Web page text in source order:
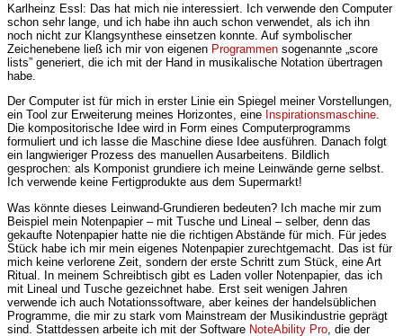
Karlheinz Essl: Das hat mich nie interessiert. Ich verwende den Computer
schon sehr lange, und ich habe ihn auch schon verwendet, als ich ihn
noch nicht zur Klangsynthese einsetzen konnte. Auf symbolischer
Zeichenebene ließ ich mir von eigenen Programmen sogenannte „score
lists” generiert, die ich mit der Hand in musikalische Notation übertragen
habe.
Der Computer ist für mich in erster Linie ein Spiegel meiner Vorstellungen,
ein Tool zur Erweiterung meines Horizontes, eine Inspirationsmaschine.
Die kompositorische Idee wird in Form eines Computerprogramms
formuliert und ich lasse die Maschine diese Idee ausführen. Danach folgt
ein langwieriger Prozess des manuellen Ausarbeitens. Bildlich
gesprochen: als Komponist grundiere ich meine Leinwände gerne selbst.
Ich verwende keine Fertigprodukte aus dem Supermarkt!
Was könnte dieses Leinwand-Grundieren bedeuten? Ich mache mir zum
Beispiel mein Notenpapier – mit Tusche und Lineal – selber, denn das
gekaufte Notenpapier hatte nie die richtigen Abstände für mich. Für jedes
Stück habe ich mir mein eigenes Notenpapier zurechtgemacht. Das ist für
mich keine verlorene Zeit, sondern der erste Schritt zum Stück, eine Art
Ritual. In meinem Schreibtisch gibt es Laden voller Notenpapier, das ich
mit Lineal und Tusche gezeichnet habe. Erst seit wenigen Jahren
verwende ich auch Notationssoftware, aber keines der handelsüblichen
Programme, die mir zu stark vom Mainstream der Musikindustrie geprägt
sind. Stattdessen arbeite ich mit der Software NoteAbility Pro , die der